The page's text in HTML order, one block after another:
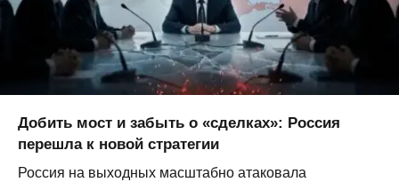
Добить мост и забыть о «сделках»: Россия
перешла к новой стратегии
Россия на выходных масштабно атаковала